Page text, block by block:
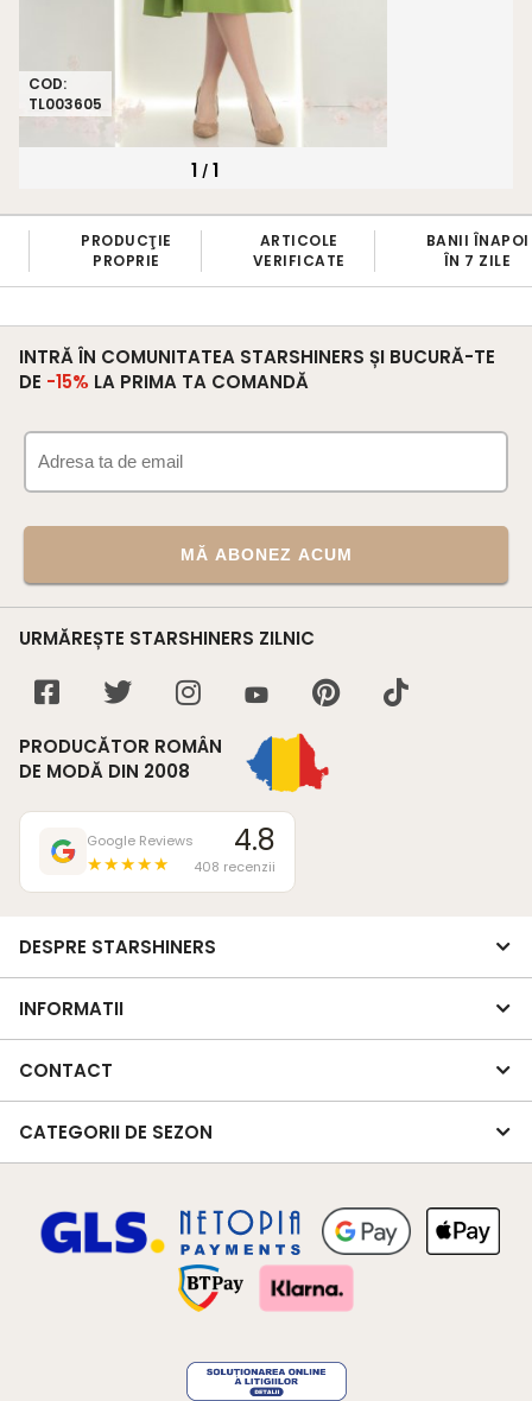
COD:
TL003605
1 /1
PRODUCŢIE
PROPRIE
ARTICOLE
VERIFICATE
BANII ÎNAPOI
ÎN 7 ZILE
INTRĂ ÎN COMUNITATEA STARSHINERS ȘI BUCURĂ-TE
DE -15% LA PRIMA TA COMANDĂ
MĂ ABONEZ ACUM
URMĂREȘTE STARSHINERS ZILNIC
PRODUCĂTOR ROMÂN
DE MODĂ DIN 2008
Google Reviews
★★★★★
4.8
408 recenzii
DESPRE STARSHINERS
INFORMATII
CONTACT
CATEGORII DE SEZON